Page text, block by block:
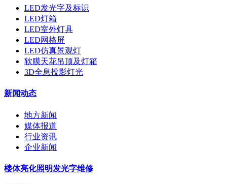
LED发光字及标识
LED灯箱
LED室外灯具
LED网格屏
LED仿真景观灯
软膜天花吊顶及灯箱
3D全息投影灯光
新闻动态
地方新闻
媒体报道
行业资讯
企业新闻
楼体亮化照明发光字维修